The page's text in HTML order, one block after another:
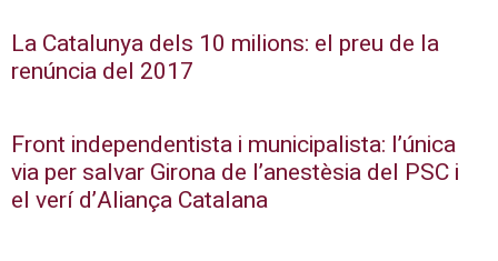
La Catalunya dels 10 milions: el preu de la
renúncia del 2017
Front independentista i municipalista: l’única
via per salvar Girona de l’anestèsia del PSC i
el verí d’Aliança Catalana